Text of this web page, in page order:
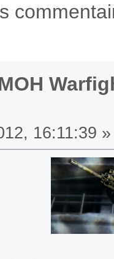
16:11:39 »